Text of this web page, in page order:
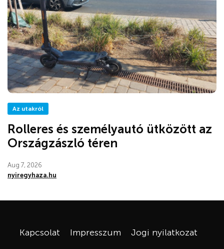
Az utakról
Rolleres és személyautó ütközött az
Országzászló téren
Aug 7, 2026
nyiregyhaza.hu
Kapcsolat Impresszum Jogi nyilatkozat